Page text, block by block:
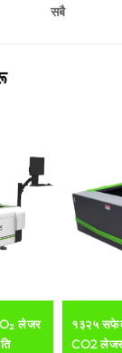
सबै
लेजर
१३२५
CO2 लेजर